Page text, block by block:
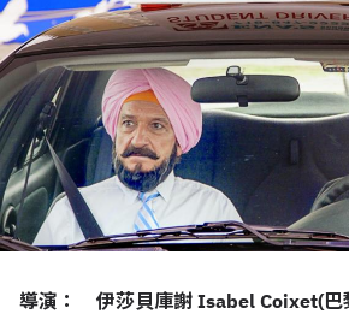
導演： 伊莎貝庫謝 Isabel Coixet(巴